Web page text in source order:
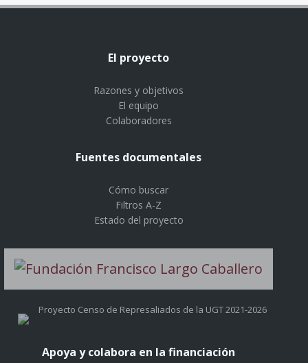
El proyecto
Razones y objetivos
El equipo
Colaboradores
Fuentes documentales
Cómo buscar
Filtros A-Z
Estado del proyecto
Proyecto Censo de Represaliados de la UGT 2021-2026
Apoya y colabora en la financiación